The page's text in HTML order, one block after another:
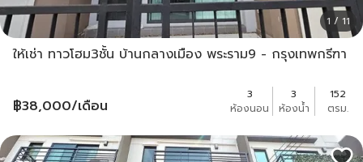
1 / 11
ให้เช่า ทาวโฮม3ชั้น บ้านกลางเมือง พระราม9 - กรุงเทพกรีฑา
฿38,000/เดือน
3
ห้องนอน
3
ห้องน้ำ
152
ตรม.